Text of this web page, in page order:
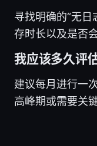
寻找明确的“无
存时长以及是否
我应该多久评
建议每月进行一
高峰期或需要关